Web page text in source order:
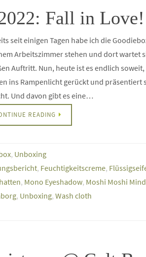
Fall in Love!
seit einigen Tagen habe ich die
Arbeitszimmer stehen und dort wartet
Auftritt. Nun, heute ist es endlich
ins Rampenlicht gerückt und präsentiert
Und davon gibt es eine…
READING
, Unboxing
, Feuchtigkeitscreme,
, Mono Eyeshadow, Moshi Moshi Mind
, Unboxing, Wash cloth